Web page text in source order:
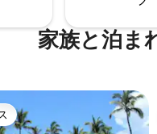
家族と泊ま